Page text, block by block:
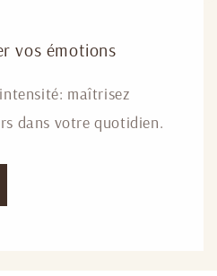
vos émotions
maîtrisez
dans votre quotidien.